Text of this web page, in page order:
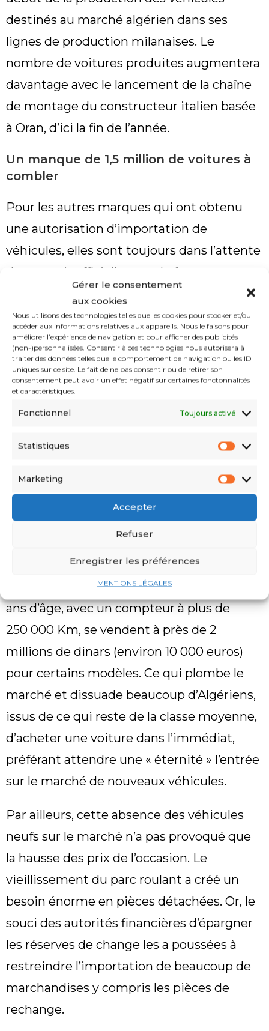
Gérer le consentement
aux cookies
Nous utilisons des technologies telles que les cookies pour stocker et/ou
accéder aux informations relatives aux appareils. Nous le faisons pour
améliorer l’expérience de navigation et pour afficher des publicités
(non-)personnalisées. Consentir à ces technologies nous autorisera à
traiter des données telles que le comportement de navigation ou les ID
uniques sur ce site. Le fait de ne pas consentir ou de retirer son
consentement peut avoir un effet négatif sur certaines fonctonnalités
et caractéristiques.
Fonctionnel Toujours activé
Statistiques
Marketing
Accepter
Refuser
Enregistrer les préférences
MENTIONS LÉGALES
destinés au marché algérien dans ses
lignes de production milanaises. Le
nombre de voitures produites augmentera
davantage avec le lancement de la chaîne
de montage du constructeur italien basée
à Oran, d’ici la fin de l’année.
Un manque de 1,5 million de voitures à
combler
Pour les autres marques qui ont obtenu
une autorisation d’importation de
véhicules, elles sont toujours dans l’attente
de recevoir officiellement le fameux
sésame. En attendant, elles ont préparé un
réseau de sous-traitants sur l’ensemble du
territoire national. Ces showrooms et
garages qui portent les noms d’enseignes
Opel et Jac restent donc fermés pour
automobile algérien maintient les prix des
véhicules d’occasion assez élevés. Dans les
marchés hebdomadaires ou sur les sites de
usagées atteignent des cimes
inimaginables. Des véhicules de plus de 10
ans d’âge, avec un compteur à plus de
250 000 Km, se vendent à près de 2
millions de dinars (environ 10 000 euros)
pour certains modèles. Ce qui plombe le
marché et dissuade beaucoup d’Algériens,
issus de ce qui reste de la classe moyenne,
d’acheter une voiture dans l’immédiat,
préférant attendre une « éternité » l’entrée
sur le marché de nouveaux véhicules.
Par ailleurs, cette absence des véhicules
neufs sur le marché n’a pas provoqué que
la hausse des prix de l’occasion. Le
vieillissement du parc roulant a créé un
besoin énorme en pièces détachées. Or, le
souci des autorités financières d’épargner
les réserves de change les a poussées à
restreindre l’importation de beaucoup de
marchandises y compris les pièces de
rechange.